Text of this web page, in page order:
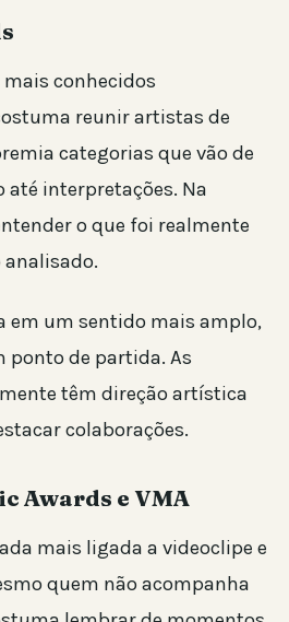
conhecidos
reunir artistas de
categorias que vão de
até interpretações. Na
o que foi realmente
analisado.
em um sentido mais amplo,
ponto de partida. As
têm direção artística
colaborações.
Awards e VMA
mais ligada a videoclipe e
quem não acompanha